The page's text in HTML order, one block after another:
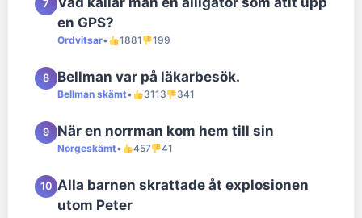
7
en GPS?
Ordvitsar• 1881 199
8 Bellman var på läkarbesök.
Bellman skämt• 3113 341
9 När en norrman kom hem till sin
Norgeskämt• 457 41
10 Alla barnen skrattade åt explosionen
utom Peter